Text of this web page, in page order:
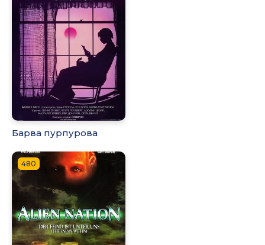
Барва пурпурова
480